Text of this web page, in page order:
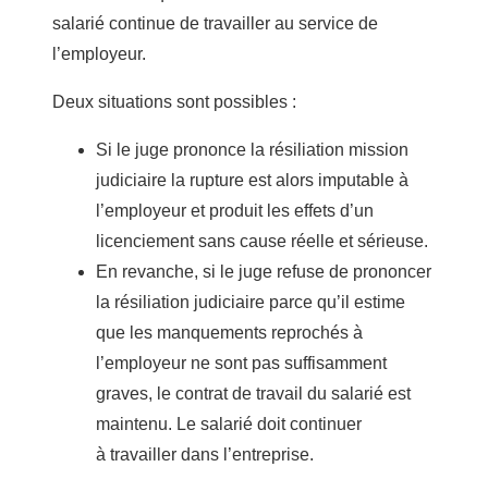
salarié continue de travailler au service de
l’employeur.
Deux situations sont possibles :
Si le juge prononce la résiliation mission
judiciaire la rupture est alors imputable à
l’employeur et produit les effets d’un
licenciement sans cause réelle et sérieuse.
En revanche, si le juge refuse de prononcer
la résiliation judiciaire parce qu’il estime
que les manquements reprochés à
l’employeur ne sont pas suffisamment
graves, le contrat de travail du salarié est
maintenu. Le salarié doit continuer
à travailler dans l’entreprise.